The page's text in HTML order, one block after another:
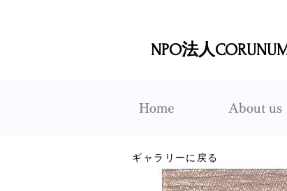
NPO法人
Home About us
ギャラリーに戻る